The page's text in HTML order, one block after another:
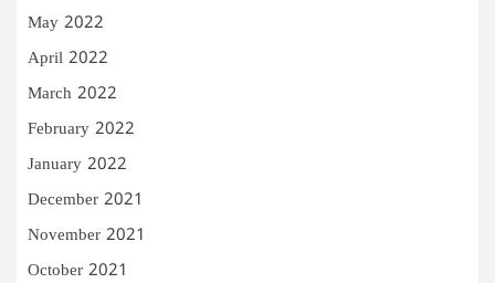
May 2022
April 2022
March 2022
February 2022
January 2022
December 2021
November 2021
October 2021